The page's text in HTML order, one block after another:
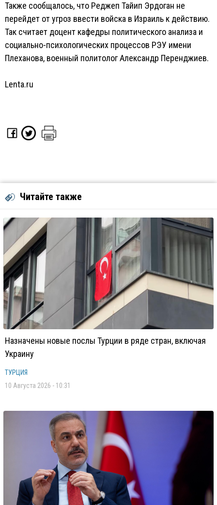
Также сообщалось, что Реджеп Тайип Эрдоган не
перейдет от угроз ввести войска в Израиль к действию.
Так считает доцент кафедры политического анализа и
социально-психологических процессов РЭУ имени
Плеханова, военный политолог Александр Перенджиев.
Lenta.ru
Читайте также
Назначены новые послы Турции в ряде стран, включая
Украину
ТУРЦИЯ
10 Августа 2026 - 10:31